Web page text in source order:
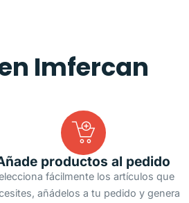
Imfercan
productos al pedido
fácilmente los artículos que
añádelos a tu pedido y genera